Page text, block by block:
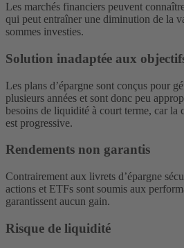
Les marchés financiers peuvent
qui peut entraîner une diminution de la
sommes investies.
Solution inadaptée aux
Les plans d’épargne sont conçus pour
plusieurs années et sont donc peu
besoins de liquidité à court terme, car la
est progressive.
Rendements non garantis
Contrairement aux livrets d’épargne
actions et ETFs sont soumis aux
garantissent aucun gain.
Risque de liquidité